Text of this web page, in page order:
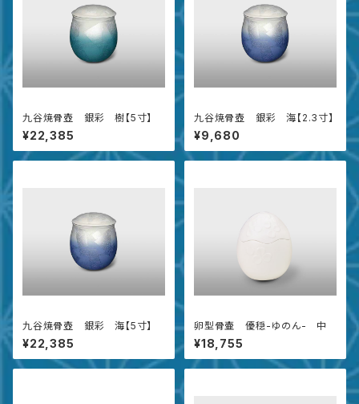
九谷焼骨壺 銀彩 樹【5寸】
¥22,385
九谷焼骨壺 銀彩 海【2.3寸】
¥9,680
九谷焼骨壺 銀彩 海【5寸】
¥22,385
卵型骨壷 優穏-ゆのん- 中
¥18,755